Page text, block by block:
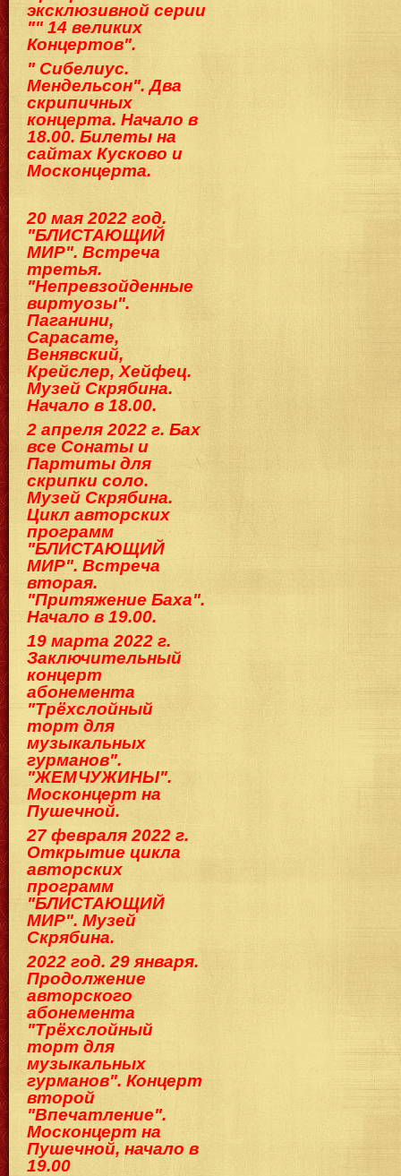
эксклюзивной серии
"" 14 великих
Концертов".
" Сибелиус.
Мендельсон". Два
скрипичных
концерта. Начало в
18.00. Билеты на
сайтах Кусково и
Москонцерта.
20 мая 2022 год.
"БЛИСТАЮЩИЙ
МИР". Встреча
третья.
"Непревзойденные
виртуозы".
Паганини,
Сарасате,
Венявский,
Крейслер, Хейфец.
Музей Скрябина.
Начало в 18.00.
2 апреля 2022 г. Бах
все Сонаты и
Партиты для
скрипки соло.
Музей Скрябина.
Цикл авторских
программ
"БЛИСТАЮЩИЙ
МИР". Встреча
вторая.
"Притяжение Баха".
Начало в 19.00.
19 марта 2022 г.
Заключительный
концерт
абонемента
"Трёхслойный
торт для
музыкальных
гурманов".
"ЖЕМЧУЖИНЫ".
Москонцерт на
Пушечной.
27 февраля 2022 г.
Открытие цикла
авторских
программ
"БЛИСТАЮЩИЙ
МИР". Музей
Скрябина.
2022 год. 29 января.
Продолжение
авторского
абонемента
"Трёхслойный
торт для
музыкальных
гурманов". Концерт
второй
"Впечатление".
Москонцерт на
Пушечной, начало в
19.00